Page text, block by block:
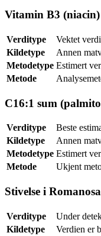
Vitamin B3
Verditype
Vektet verdi
Kildetype
Annen
Metodetype Estimert
Metode
C16:1 sum
Verditype
Beste
Kildetype
Annen
Metodetype Estimert
Metode
Ukjent
Stivelse i
Verditype
Under
Kildetype
Verdien er